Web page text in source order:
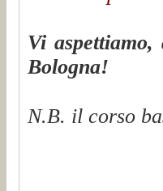
Vi
Bologna!
N.B. il corso